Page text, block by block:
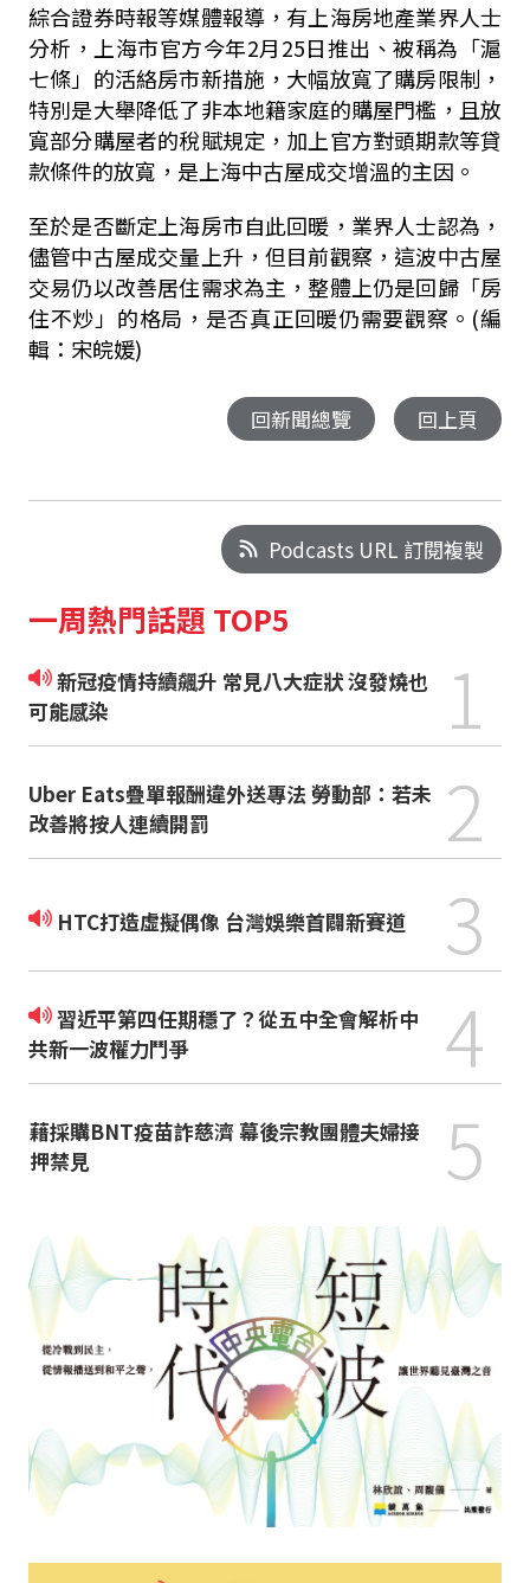
綜合證券時報等媒體報導，有上海房地產業界人士
分析，上海市官方今年2月25日推出、被稱為「滬
七條」的活絡房市新措施，大幅放寬了購房限制，
特別是大舉降低了非本地籍家庭的購屋門檻，且放
寬部分購屋者的稅賦規定，加上官方對頭期款等貸
款條件的放寬，是上海中古屋成交增溫的主因。
至於是否斷定上海房市自此回暖，業界人士認為，
儘管中古屋成交量上升，但目前觀察，這波中古屋
交易仍以改善居住需求為主，整體上仍是回歸「房
住不炒」的格局，是否真正回暖仍需要觀察。(編
輯：宋皖媛)
回新聞總覽 回上頁
Podcasts URL 訂閱複製
一周熱門話題 TOP5
新冠疫情持續飆升 常見八大症狀 沒發燒也
可能感染
1
Uber Eats疊單報酬違外送專法 勞動部：若未
改善將按人連續開罰
2
HTC打造虛擬偶像 台灣娛樂首闢新賽道 3
習近平第四任期穩了？從五中全會解析中
共新一波權力鬥爭
4
藉採購BNT疫苗詐慈濟 幕後宗教團體夫婦接
押禁見
5